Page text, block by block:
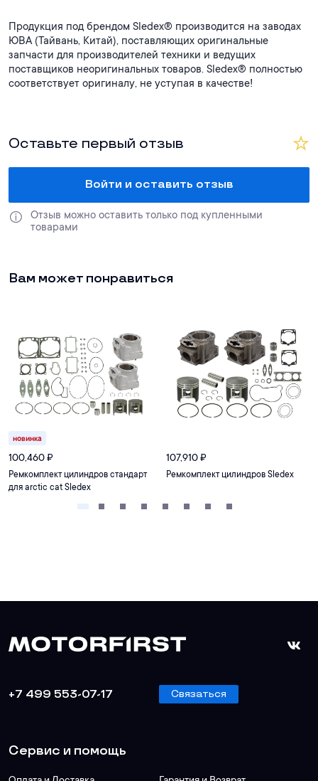
Продукция под брендом Sledex® производится на заводах
ЮВА (Тайвань, Китай), поставляющих оригинальные
запчасти для производителей техники и ведущих
поставщиков неоригинальных товаров. Sledex® полностью
соответствует оригиналу, не уступая в качестве!
Оставьте первый отзыв
Войти и оставить отзыв
Отзыв можно оставить только под купленными
товарами
Вам может понравиться
новинка
100,460₽
Ремкомплект цилиндров стандарт
для arctic cat Sledex
107,910₽
Ремкомплект цилиндров Sledex
+7 499 553-07-17 Связаться
Сервис и помощь